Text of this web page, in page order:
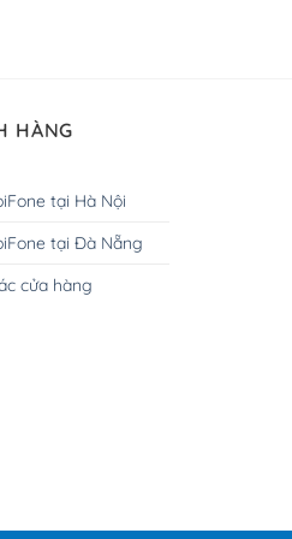
HÀNG
tại Hà Nội
tại Đà Nẵng
cửa hàng